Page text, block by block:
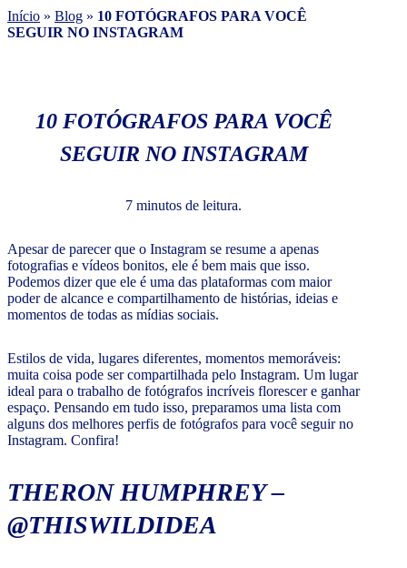
Início » Blog » 10 FOTÓGRAFOS PARA VOCÊ
SEGUIR NO INSTAGRAM
10 FOTÓGRAFOS PARA VOCÊ
SEGUIR NO INSTAGRAM
7 minutos de leitura.
Apesar de parecer que o Instagram se resume a apenas
fotografias e vídeos bonitos, ele é bem mais que isso.
Podemos dizer que ele é uma das plataformas com maior
poder de alcance e compartilhamento de histórias, ideias e
momentos de todas as mídias sociais.
Estilos de vida, lugares diferentes, momentos memoráveis:
muita coisa pode ser compartilhada pelo Instagram. Um lugar
ideal para o trabalho de fotógrafos incríveis florescer e ganhar
espaço. Pensando em tudo isso, preparamos uma lista com
alguns dos melhores perfis de fotógrafos para você seguir no
Instagram. Confira!
THERON HUMPHREY –
@THISWILDIDEA